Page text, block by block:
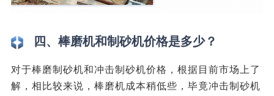
四、棒磨机和制砂机价格是多少？
对于棒磨制砂机和冲击制砂机价格，根据目前市场上了
解，相比较来说，棒磨机成本稍低些，毕竟冲击制砂机